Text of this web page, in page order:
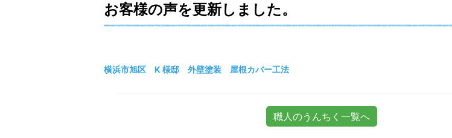
お客様の声を更新しました。
横浜市旭区 K 様邸 外壁塗装 屋根カバー工法
職人のうんちく一覧へ